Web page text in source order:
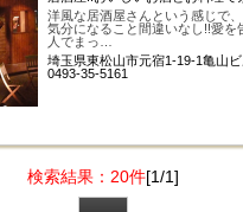
洋風な居酒屋さんという感じで
気分になること間違いなし!!愛を
人でまっ…
埼玉県東松山市元宿1-19-1亀山
0493-35-5161
検索結果：20件[1/1]